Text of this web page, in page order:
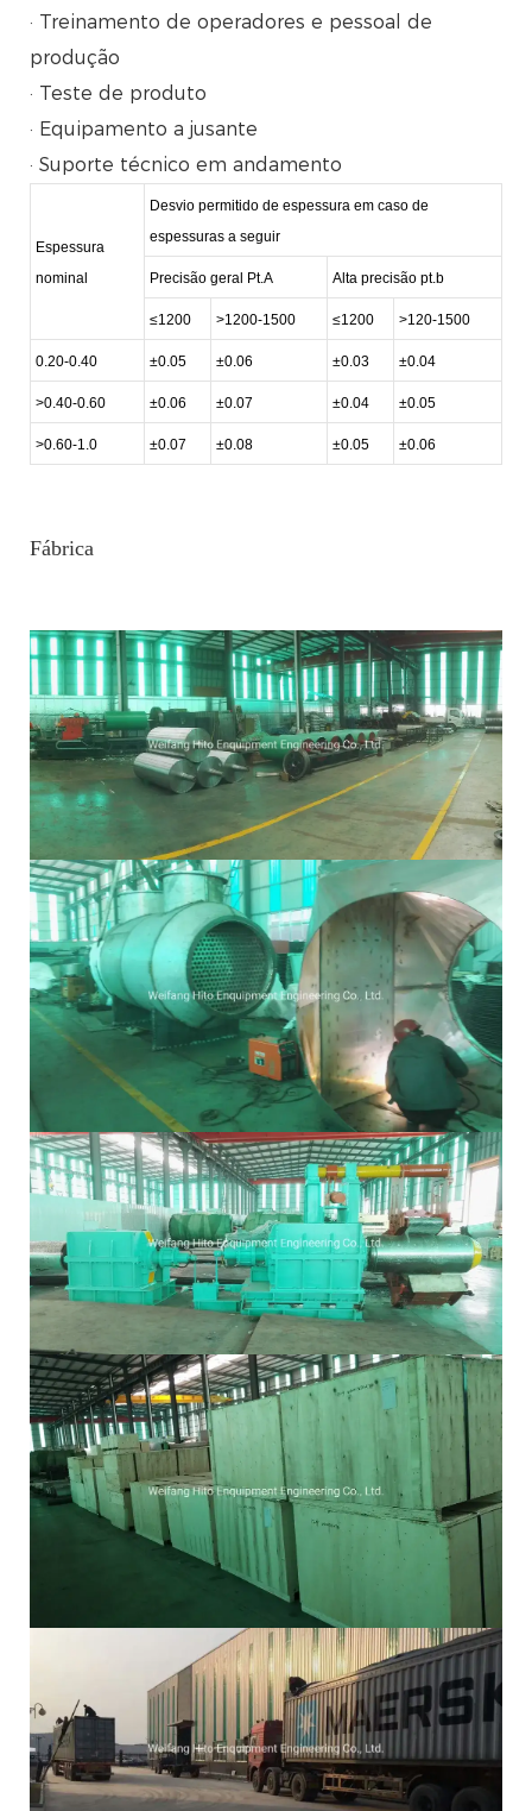
· Treinamento de operadores e pessoal de
produção
· Teste de produto
· Equipamento a jusante
· Suporte técnico em andamento
Espessura
nominal
Desvio permitido de espessura em caso de
espessuras a seguir
Precisão geral Pt.A Alta precisão pt.b
≤1200 >1200-1500 ≤1200 >120-1500
0.20-0.40 ±0.05 ±0.06 ±0.03 ±0.04
>0.40-0.60 ±0.06 ±0.07 ±0.04 ±0.05
>0.60-1.0 ±0.07 ±0.08 ±0.05 ±0.06
Fábrica